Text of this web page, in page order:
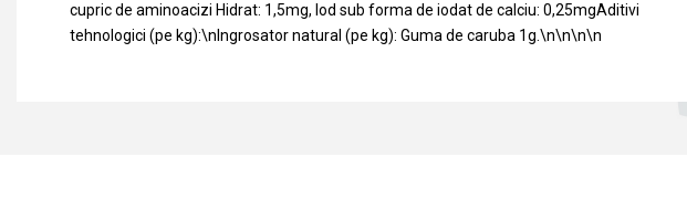
cupric de aminoacizi Hidrat: 1,5mg, Iod sub forma de iodat de calciu: 0,25mgAditivi
tehnologici (pe kg):\nIngrosator natural (pe kg): Guma de caruba 1g.\n\n\n\n